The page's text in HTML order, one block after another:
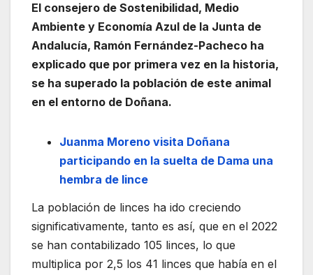
El consejero de Sostenibilidad, Medio
Ambiente y Economía Azul de la Junta de
Andalucía, Ramón Fernández-Pacheco ha
explicado que por primera vez en la historia,
se ha superado la población de este animal
en el entorno de Doñana.
Juanma Moreno visita Doñana
participando en la suelta de Dama una
hembra de lince
La población de linces ha ido creciendo
significativamente, tanto es así, que en el 2022
se han contabilizado 105 linces, lo que
multiplica por 2,5 los 41 linces que había en el